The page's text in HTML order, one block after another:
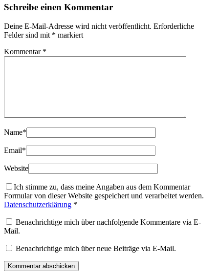
Schreibe einen Kommentar
Deine E-Mail-Adresse wird nicht veröffentlicht. Erforderliche
Felder sind mit * markiert
Kommentar *
Name*
Email*
Website
Ich stimme zu, dass meine Angaben aus dem Kommentar
Formular von dieser Website gespeichert und verarbeitet werden.
Datenschutzerklärung *
Benachrichtige mich über nachfolgende Kommentare via E-
Mail.
Benachrichtige mich über neue Beiträge via E-Mail.